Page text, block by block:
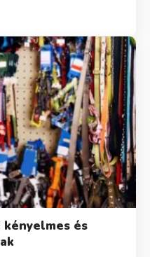
kényelmes és